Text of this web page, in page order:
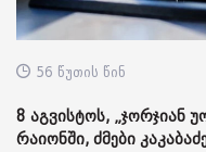
56 წუთის წინ
8 აგვისტოს, „ჯორჯიან
რაიონში, ძმები